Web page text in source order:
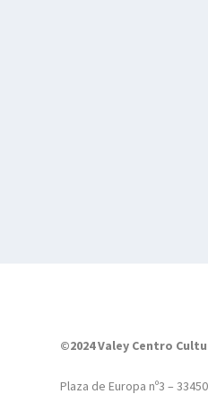
©2024 Valey Centro
Plaza de Europa nº3 – 33450